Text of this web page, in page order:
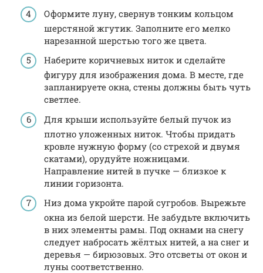
Оформите луну, свернув тонким кольцом
шерстяной жгутик. Заполните его мелко
нарезанной шерстью того же цвета.
Наберите коричневых ниток и сделайте
фигуру для изображения дома. В месте, где
запланируете окна, стены должны быть чуть
светлее.
Для крыши используйте белый пучок из
плотно уложенных ниток. Чтобы придать
кровле нужную форму (со стрехой и двумя
скатами), орудуйте ножницами.
Направление нитей в пучке — близкое к
линии горизонта.
Низ дома укройте парой сугробов. Вырежьте
окна из белой шерсти. Не забудьте включить
в них элементы рамы. Под окнами на снегу
следует набросать жёлтых нитей, а на снег и
деревья — бирюзовых. Это отсветы от окон и
луны соответственно.